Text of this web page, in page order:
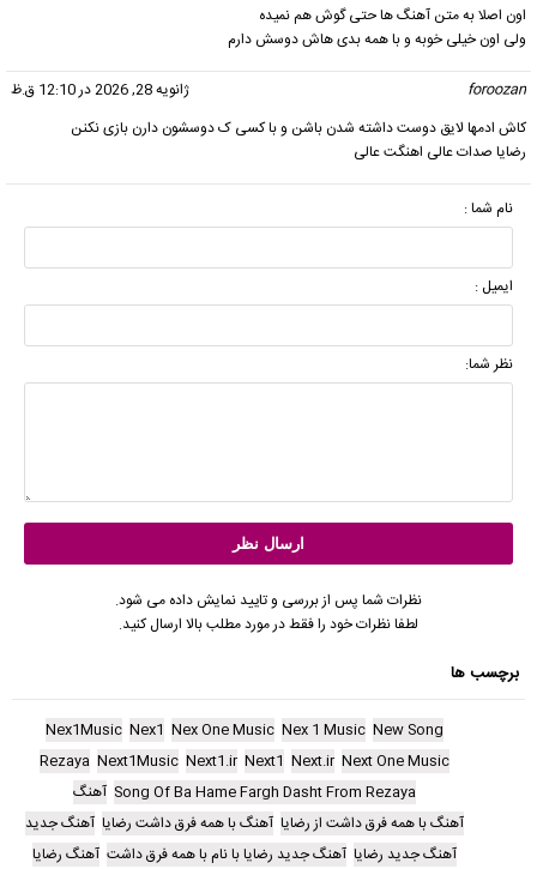
اون اصلا به متن آهنگ ها حتی گوش هم نمیده
ولی اون خیلی خوبه و با همه بدی هاش دوسش دارم
foroozan
ژانویه 28, 2026 در 12:10 ق.ظ
کاش ادمها لایق دوست داشته شدن باشن و با کسی ک دوسشون دارن بازی نکنن
رضایا صدات عالی اهنگت عالی
نام شما :
ایمیل :
نظر شما:
نظرات شما پس از بررسی و تایید نمایش داده می شود.
لطفا نظرات خود را فقط در مورد مطلب بالا ارسال کنید.
برچسب ها
New Song
Nex 1 Music
Nex One Music
Nex1
Nex1Music
Next One Music
Next.ir
Next1
Next1.ir
Next1Music
Rezaya
Song Of Ba Hame Fargh Dasht From Rezaya آهنگ
آهنگ با همه فرق داشت از رضایا آهنگ با همه فرق داشت رضایا آهنگ جدید
آهنگ جدید رضایا آهنگ جدید رضایا با نام با همه فرق داشت آهنگ رضایا